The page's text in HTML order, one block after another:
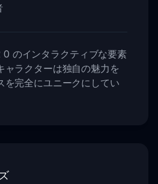
のインタラクティブな要素
ャラクターは独自の魅力を
を完全にユニークにしてい